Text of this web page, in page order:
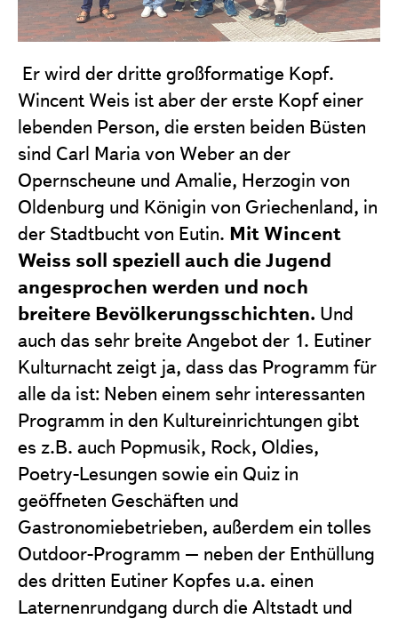
Er wird der dritte großformatige Kopf.
Wincent Weis ist aber der erste Kopf einer
lebenden Person, die ersten beiden Büsten
sind Carl Maria von Weber an der
Opernscheune und Amalie, Herzogin von
Oldenburg und Königin von Griechenland, in
der Stadtbucht von Eutin. Mit Wincent
Weiss soll speziell auch die Jugend
angesprochen werden und noch
breitere Bevölkerungsschichten. Und
auch das sehr breite Angebot der 1. Eutiner
Kulturnacht zeigt ja, dass das Programm für
alle da ist: Neben einem sehr interessanten
Programm in den Kultureinrichtungen gibt
es z.B. auch Popmusik, Rock, Oldies,
Poetry-Lesungen sowie ein Quiz in
geöffneten Geschäften und
Gastronomiebetrieben, außerdem ein tolles
Outdoor-Programm – neben der Enthüllung
des dritten Eutiner Kopfes u.a. einen
Laternenrundgang durch die Altstadt und